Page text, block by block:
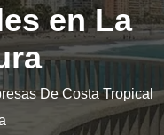
en La
De Costa Tropical